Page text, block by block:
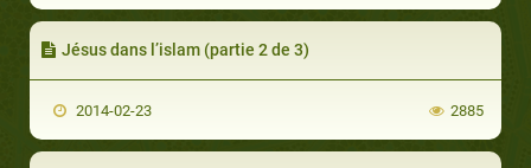
Jésus dans l’islam (partie 2 de 3)
2014-02-23 2885